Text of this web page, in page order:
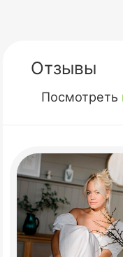
Отзывы
Посмотреть